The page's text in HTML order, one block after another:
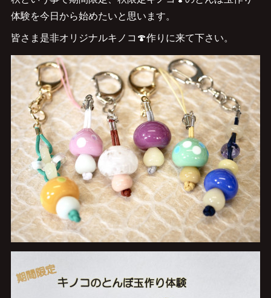
体験を今日から始めたいと思います。
皆さま是非オリジナルキノコ🍄作りに来て下さい。